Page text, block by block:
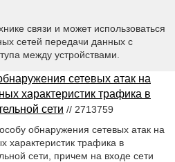
связи и может использоваться
сетей передачи данных с
между устройствами.
сетевых атак на
характеристик трафика в
сети // 2713759
обнаружения сетевых атак на
характеристик трафика в
сети, причем на входе сети